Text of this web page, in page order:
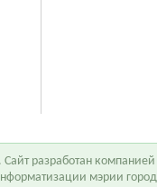
разработан компанией
мэрии